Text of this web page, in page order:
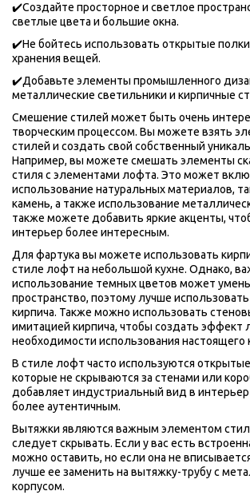
✔️Создайте просторное и светлое
светлые цвета и большие окна.
✔️Не бойтесь использовать открытые
хранения вещей.
✔️Добавьте элементы промышленного
металлические светильники и кирпичные
Смешение стилей может быть очень
творческим процессом. Вы можете взять
стилей и создать свой собственный
Например, вы можете смешать элементы
стиля с элементами лофта. Это может
использование натуральных материалов,
камень, а также использование
также можете добавить яркие акценты,
интерьер более интересным.
Для фартука вы можете использовать
стиле лофт на небольшой кухне. Однако,
использование темных цветов может
пространство, поэтому лучше
кирпича. Также можно использовать
имитацией кирпича, чтобы создать эффект
необходимости использования настоящего
В стиле лофт часто используются
которые не скрываются за стенами или
добавляет индустриальный вид в
более аутентичным.
Вытяжки являются важным элементом
следует скрывать. Если у вас есть
можно оставить, но если она не
лучше ее заменить на вытяжку-трубу с
корпусом.